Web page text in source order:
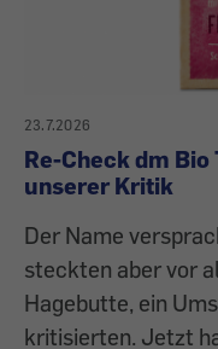
23.7.2026
Re-Check dm
unserer Kritik
Der Name
steckten aber vor
Hagebutte, ein
kritisierten. Jetzt